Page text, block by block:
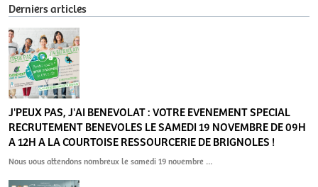
Derniers articles
J'PEUX PAS, J'AI BENEVOLAT : VOTRE EVENEMENT SPECIAL
RECRUTEMENT BENEVOLES LE SAMEDI 19 NOVEMBRE DE 09H
A 12H A LA COURTOISE RESSOURCERIE DE BRIGNOLES !
Nous vous attendons nombreux le samedi 19 novembre …